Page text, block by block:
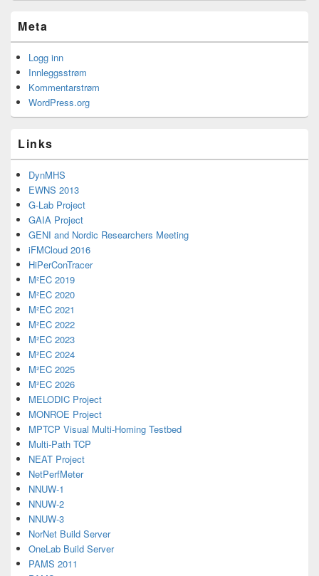
Meta
Logg inn
Innleggsstrøm
Kommentarstrøm
WordPress.org
Links
DynMHS
EWNS 2013
G-Lab Project
GAIA Project
GENI and Nordic Researchers Meeting
iFMCloud 2016
HiPerConTracer
M²EC 2019
M²EC 2020
M²EC 2021
M²EC 2022
M²EC 2023
M²EC 2024
M²EC 2025
M²EC 2026
MELODIC Project
MONROE Project
MPTCP Visual Multi-Homing Testbed
Multi-Path TCP
NEAT Project
NetPerfMeter
NNUW-1
NNUW-2
NNUW-3
NorNet Build Server
OneLab Build Server
PAMS 2011